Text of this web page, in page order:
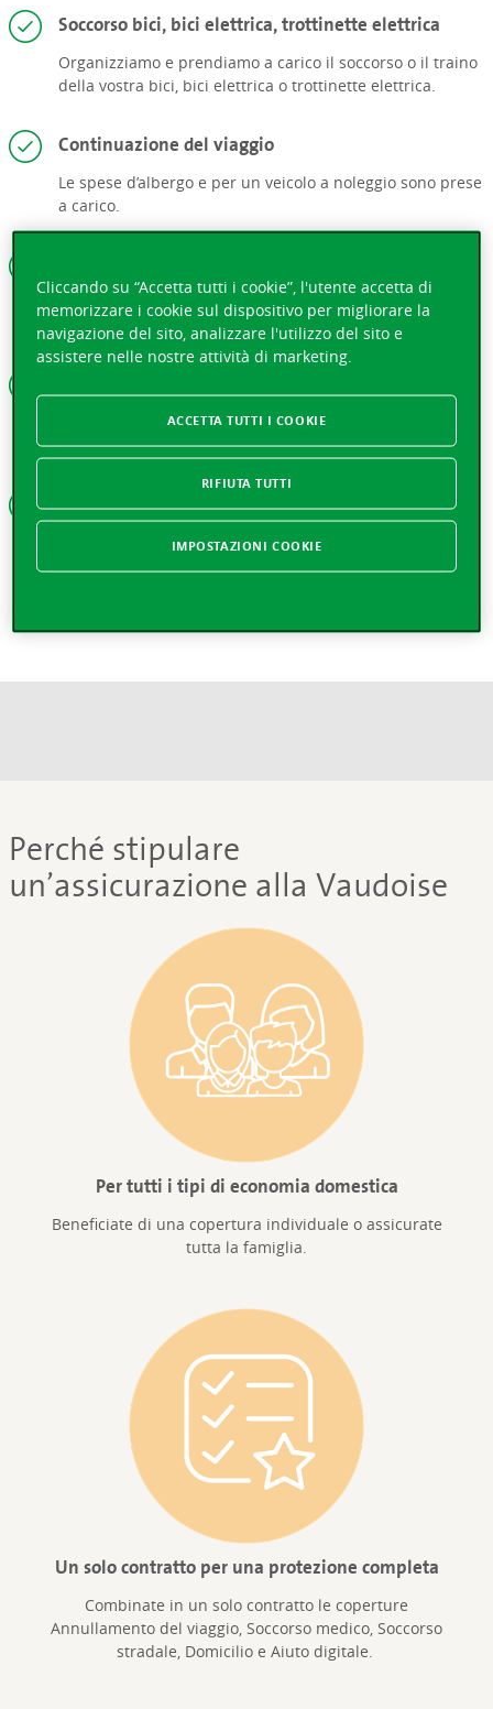
Soccorso bici, bici elettrica, trottinette elettrica
Organizziamo e prendiamo a carico il soccorso o il traino
della vostra bici, bici elettrica o trottinette elettrica.
Continuazione del viaggio
Le spese d’albergo e per un veicolo a noleggio sono prese
a carico.
Versiamo un anticipo delle spese di riparazione
necessarie alla continuazione del viaggio.
Prendiamo a carico la franchigia in caso di danno a un
veicolo a noleggio, anche se è colpa vostra.
Anticipo delle spese di riparazione all’estero
In caso di procedimento giudiziario in seguito a un
Perché stipulare
un’assicurazione alla Vaudoise
Per tutti i tipi di economia domestica
Beneficiate di una copertura individuale o assicurate
tutta la famiglia.
Un solo contratto per una protezione completa
Combinate in un solo contratto le coperture
Annullamento del viaggio, Soccorso medico, Soccorso
stradale, Domicilio e Aiuto digitale.
Cliccando su “Accetta tutti i cookie”, l'utente accetta di
memorizzare i cookie sul dispositivo per migliorare la
navigazione del sito, analizzare l'utilizzo del sito e
assistere nelle nostre attività di marketing.
RIFIUTA TUTTI
ACCETTA TUTTI I COOKIE
IMPOSTAZIONI COOKIE